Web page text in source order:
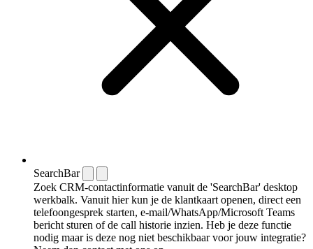
SearchBar
Zoek CRM-contactinformatie vanuit de 'SearchBar' desktop
werkbalk. Vanuit hier kun je de klantkaart openen, direct een
telefoongesprek starten, e-mail/WhatsApp/Microsoft Teams
bericht sturen of de call historie inzien. Heb je deze functie
nodig maar is deze nog niet beschikbaar voor jouw integratie?